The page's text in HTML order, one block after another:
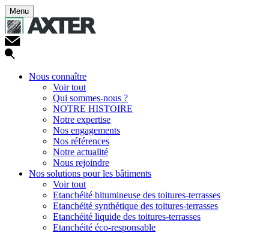
Menu
Nous connaître
Voir tout
Qui sommes-nous ?
NOTRE HISTOIRE
Notre expertise
Nos engagements
Nos références
Notre actualité
Nous rejoindre
Nos solutions pour les bâtiments
Voir tout
Etanchéité bitumineuse des toitures-terrasses
Etanchéité synthétique des toitures-terrasses
Etanchéité liquide des toitures-terrasses
Etanchéité éco-responsable